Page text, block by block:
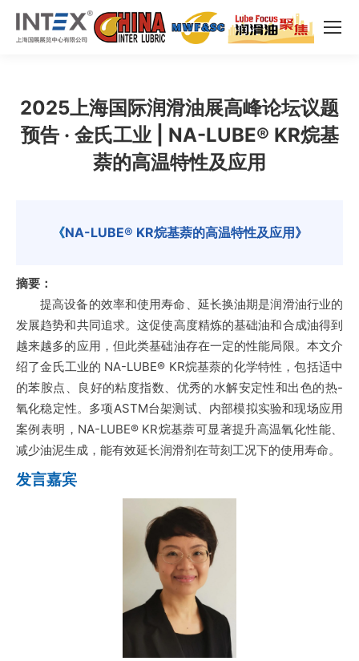
2025上海国际润滑油展高峰论坛议题
预告 · 金氏工业 | NA-LUBE® KR烷基
萘的高温特性及应用
《NA-LUBE® KR烷基萘的高温特性及应用 》
摘要：
提高设备的效率和使用寿命、延长换油期是润滑油行业的
发展趋势和共同追求。这促使高度精炼的基础油和合成油得到
越来越多的应用，但此类基础油存在一定的性能局限。本文介
绍了金氏工业的 NA-LUBE® KR烷基萘的化学特性，包括适中
的苯胺点、良好的粘度指数、优秀的水解安定性和出色的热-
氧化稳定性。多项ASTM台架测试、内部模拟实验和现场应用
案例表明，NA-LUBE® KR烷基萘可显著提升高温氧化性能、
减少油泥生成，能有效延长润滑剂在苛刻工况下的使用寿命。
发言嘉宾